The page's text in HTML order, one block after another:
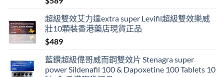
超級雙效艾力達extra super Levifil超級雙效樂威
壯10顆裝香港藥店現貨正品
$489
藍鑽超級偉哥威而鋼雙效片 Stenagra super
power Sildenafil 100 & Dapoxetine 100 Tablets 10